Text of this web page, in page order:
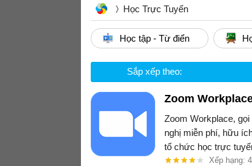
Học Trực Tuyến
Học tập - Từ điển
Sắp xếp theo:
Zoom
Zoom Workplace,
nghị miễn phí, hữu
tổ chức học trực
Xếp hạng: 4